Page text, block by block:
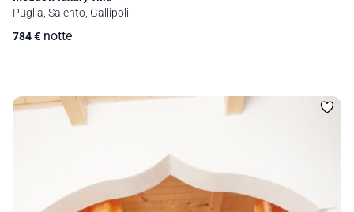
Puglia, Salento, Gallipoli
784€ notte